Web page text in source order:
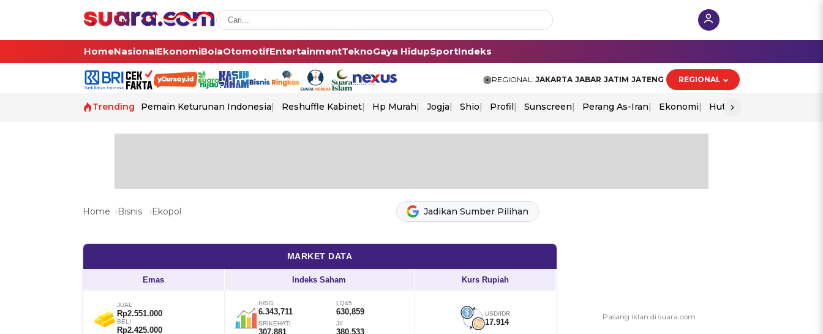
HomeNasionalEkonomiBolaOtomotifEntertainmentTeknoGaya HidupSportIndeks
REGIONAL: JAKARTA JABAR JATIM JATENG REGIONAL
Trending Pemain Keturunan Indonesia Reshuffle Kabinet Hp Murah Jogja Shio Profil Sunscreen Perang As-Iran Ekonomi Hut Ri
›
Home Bisnis Ekopol Jadikan Sumber Pilihan
MARKET DATA
Emas Indeks Saham Kurs Rupiah
JUAL
Rp2.551.000
BELI
Rp2.425.000
IHSG
6.343,711
LQ45
630,859
SRIKEHATI
307,881
JII
380,533
USD/IDR
17.914